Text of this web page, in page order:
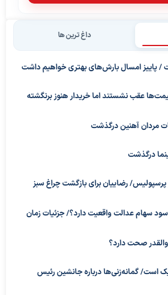
داغ ترین ها
/ پاییز امسال بارش‌های بهتری خواهیم داشت
عقب نشستند اما خریدار هنوز برنگشته
مردان آهنین درگذشت
درگذشت
رضاییان برای بازگشت چراغ سبز
سود سهام عدالت واقعیت دارد؟/ جزئیات زمان
صحت دارد؟
است/ گمانه‌زنی‌ها درباره جانشین رئیس